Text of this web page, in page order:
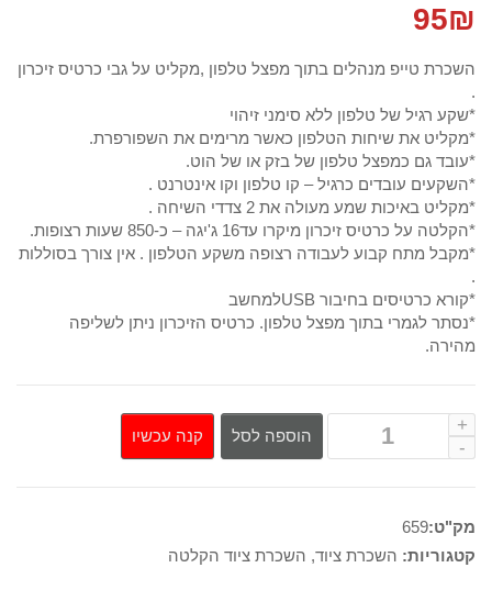
95₪
השכרת טייפ מנהלים בתוך מפצל טלפון ,מקליט על גבי כרטיס זיכרון
.
*שקע רגיל של טלפון ללא סימני זיהוי
*מקליט את שיחות הטלפון כאשר מרימים את השפורפרת.
*עובד גם כמפצל טלפון של בזק או של הוט.
*השקעים עובדים כרגיל – קו טלפון וקו אינטרנט .
*מקליט באיכות שמע מעולה את 2 צדדי השיחה .
*הקלטה על כרטיס זיכרון מיקרו עד16 ג'יגה – כ-850 שעות רצופות.
*מקבל מתח קבוע לעבודה רצופה משקע הטלפון . אין צורך בסוללות
.
*קורא כרטיסים בחיבור USBלמחשב
*נסתר לגמרי בתוך מפצל טלפון. כרטיס הזיכרון ניתן לשליפה
מהירה.
הוספה לסל קנה עכשיו
מק"ט:659
קטגוריות: השכרת ציוד, השכרת ציוד הקלטה